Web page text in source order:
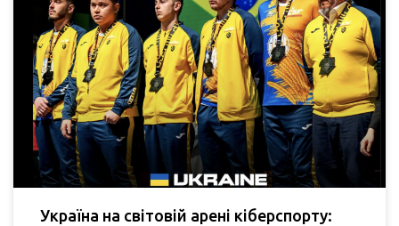
Україна на світовій арені кіберспорту: